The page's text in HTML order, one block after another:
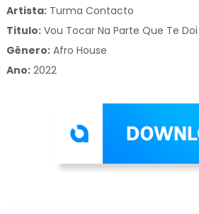
Artista:Turma Contacto
Titulo:Vou Tocar Na Parte Que Te Doi
Gênero: Afro House
Ano:2022